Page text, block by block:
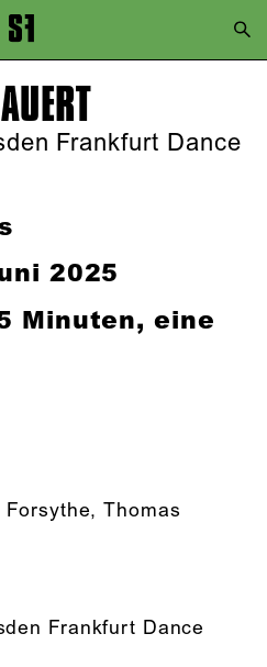
springen
Frankfurt Dance
2025
Minuten, eine
,Thomas
Frankfurt Dance